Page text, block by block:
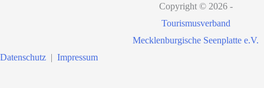
Copyright © 2026 -
Tourismusverband
Mecklenburgische Seenplatte e.V.
Datenschutz | Impressum